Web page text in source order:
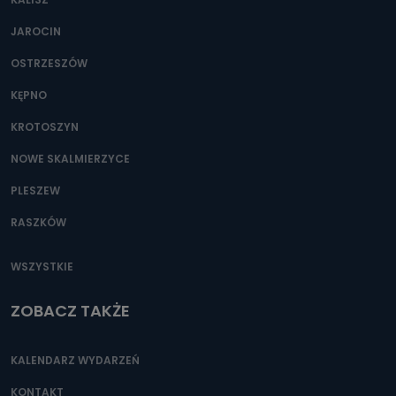
JAROCIN
OSTRZESZÓW
KĘPNO
KROTOSZYN
NOWE SKALMIERZYCE
PLESZEW
RASZKÓW
WSZYSTKIE
ZOBACZ TAKŻE
KALENDARZ WYDARZEŃ
KONTAKT